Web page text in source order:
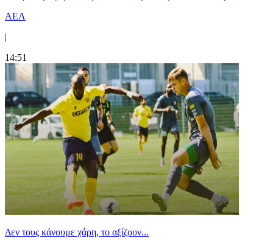
ΑΕΛ
|
14:51
Δεν τους κάνουμε χάρη, το αξίζουν...